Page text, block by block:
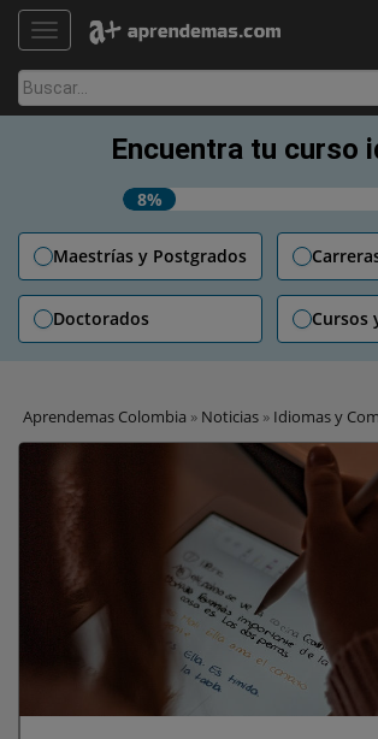
TOGGLE NAVIGATION
Buscar:
Encuentra tu curso
8%
Maestrías y Postgrados
Doctorados Cursos
Aprendemas Colombia » Noticias » Idiomas y
Diferencias entre el español latino y el español
profesora de Lengua y Literatura